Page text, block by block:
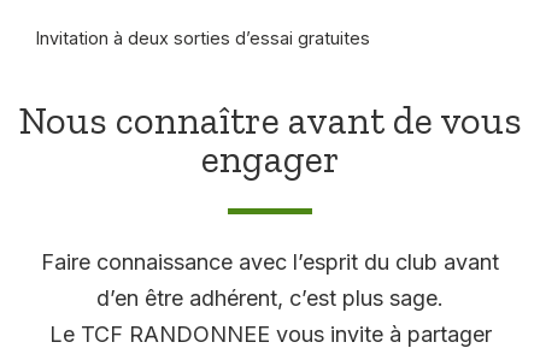
Invitation à deux sorties d’essai gratuites
Nous connaître avant de vous
engager
Faire connaissance avec l’esprit du club avant
d’en être adhérent, c’est plus sage.
Le TCF RANDONNEE vous invite à partager